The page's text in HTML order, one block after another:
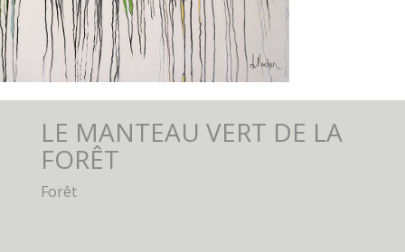
LE MANTEAU VERT DE LA
FORÊT
Forêt